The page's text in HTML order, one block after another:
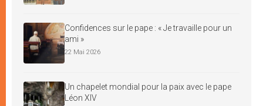
Confidences sur le pape : « Je travaille pour un
ami »
22 Mai 2026
Un chapelet mondial pour la paix avec le pape
Léon XIV